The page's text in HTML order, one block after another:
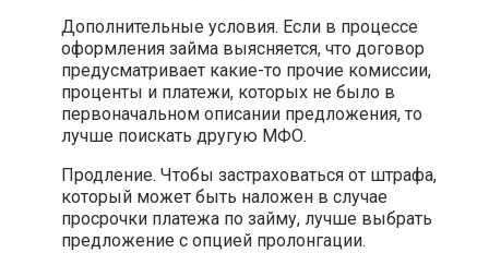
Дополнительные условия. Если в процессе
оформления займа выясняется, что договор
предусматривает какие-то прочие комиссии,
проценты и платежи, которых не было в
первоначальном описании предложения, то
лучше поискать другую МФО.
Продление. Чтобы застраховаться от штрафа,
который может быть наложен в случае
просрочки платежа по займу, лучше выбрать
предложение с опцией пролонгации.